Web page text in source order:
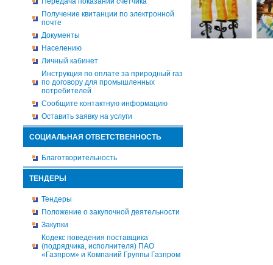
Получение квитанции по электронной
почте
Документы
Населению
Личный кабинет
Инструкция по оплате за природный газ
по договору для промышленных
потребителей
Сообщите контактную информацию
Оставить заявку на услуги
СОЦИАЛЬНАЯ ОТВЕТСТВЕННОСТЬ
Благотворительность
ТЕНДЕРЫ
Тендеры
Положение о закупочной деятельности
Закупки
Кодекс поведения поставщика
(подрядчика, исполнителя) ПАО
«Газпром» и Компаний Группы Газпром